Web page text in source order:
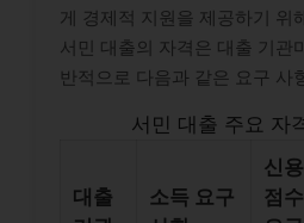
게 경제적 지원을 제공하기 위
서민 대출의 자격은 대출 기관
반적으로 다음과 같은 요구 사
서민 대출 주요 자
대출
소득 요구
신용
점수